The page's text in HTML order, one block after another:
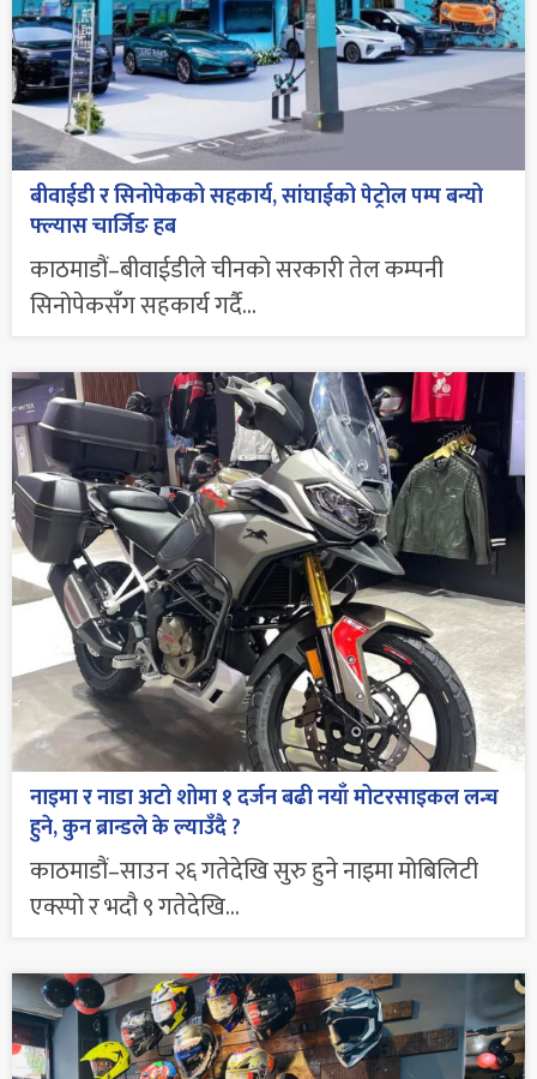
बीवाईडी र सिनोपेकको सहकार्य, सांघाईको पेट्रोल पम्प बन्यो
फ्ल्यास चार्जिङ हब
काठमाडौं–बीवाईडीले चीनको सरकारी तेल कम्पनी
सिनोपेकसँग सहकार्य गर्दै...
नाइमा र नाडा अटो शोमा १ दर्जन बढी नयाँ मोटरसाइकल लन्च
हुने, कुन ब्रान्डले के ल्याउँदै ?
काठमाडौं–साउन २६ गतेदेखि सुरु हुने नाइमा मोबिलिटी
एक्स्पो र भदौ ९ गतेदेखि...